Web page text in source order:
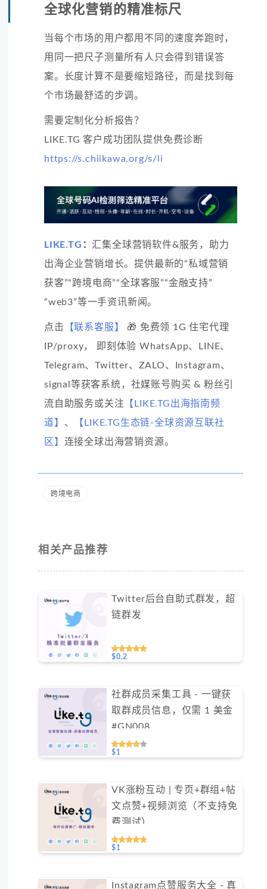
全球化营销的精准标尺
当每个市场的用户都用不同的速度奔跑时，
用同一把尺子测量所有人只会得到错误答
案。长度计算不是要缩短路径，而是找到每
个市场最舒适的步调。
需要定制化分析报告？
LIKE.TG 客户成功团队提供免费诊断
https://s.chiikawa.org/s/li
LIKE.TG ： 汇集全球营销软件&服务，助力
出海企业营销增长。提供最新的“私域营销
获客”“跨境电商”“全球客服”“金融支持”
“web3”等一手资讯新闻。
点击 【联系客服】
🎁 免费领 1G 住宅代理
IP/proxy， 即刻体验 WhatsApp、LINE、
Telegram、Twitter、ZALO、Instagram、
signal等获客系统，社媒账号购买 & 粉丝引
流自助服务或关注 【LIKE.TG出海指南频
道】 、
【LIKE.TG生态链-全球资源互联社
区】 连接全球出海营销资源。
跨境电商
相关产品推荐
Twitter后台自助式群发，超
链群发
$0.2
社群成员采集工具 - 一键获
取群成员信息，仅需 1 美金
#GN008
$1
VK涨粉互动 | 专页+群组+帖
文点赞+视频浏览（不支持免
费测试）
$1
Instagram点赞服务大全 - 真